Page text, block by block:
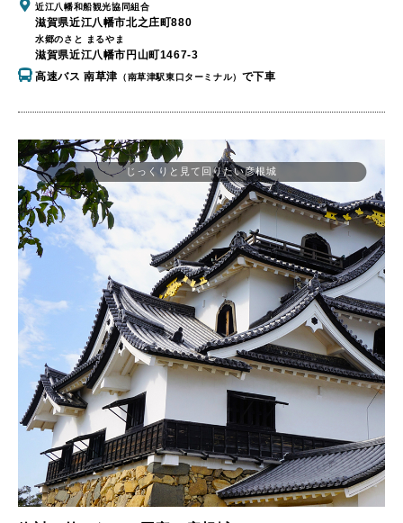
近江八幡和船観光協同組合
滋賀県近江八幡市北之庄町880
水郷のさと まるやま
滋賀県近江八幡市円山町1467-3
高速バス 南草津 （南草津駅東口ターミナル） で下車
じっくりと見て回りたい彦根城